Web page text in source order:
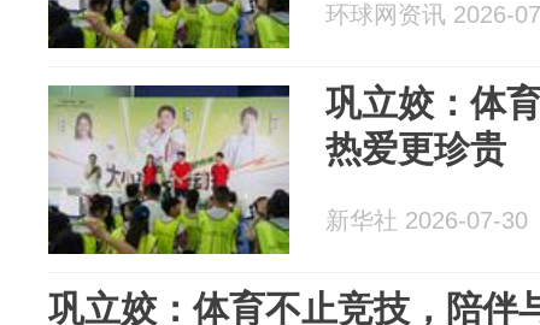
环球网资讯 2026-
巩立姣：体
热爱更珍贵
新华社 2026-07-30
巩立姣：体育不止竞技，陪伴